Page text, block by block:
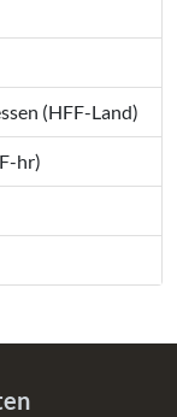
(HFF-Land)
hr)